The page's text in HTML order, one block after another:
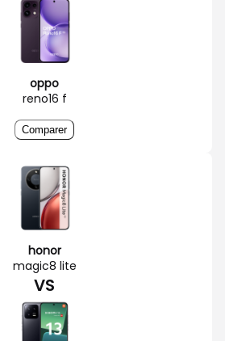
oppo
reno16 f
Comparer
honor
magic8 lite
VS